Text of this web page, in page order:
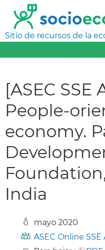
Sitio de recursos de la
[ASEC SSE
People-
economy.
India
mayo 2020
ASEC Online